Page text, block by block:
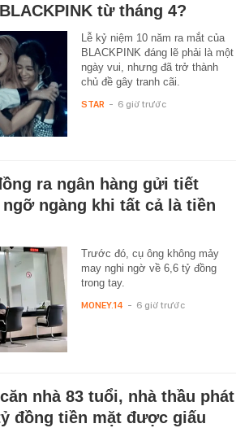
từ tháng 4?
Lễ kỷ niệm 10 năm ra mắt của
BLACKPINK đáng lẽ phải là một
ngày vui, nhưng đã trở thành
chủ đề gây tranh cãi.
STAR - 6 giờ trước
ra ngân hàng gửi tiết
ngỡ ngàng khi tất cả là tiền
Trước đó, cụ ông không mảy
may nghi ngờ về 6,6 tỷ đồng
trong tay.
MONEY.14 - 6 giờ trước
nhà 83 tuổi, nhà thầu phát
đồng tiền mặt được giấu